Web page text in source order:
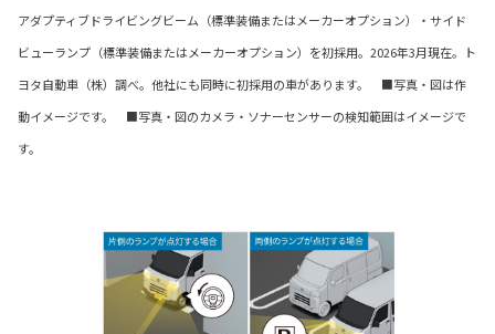
アダプティブドライビングビーム（標準装備またはメーカーオプション）・サイド
ビューランプ（標準装備またはメーカーオプション）を初採用。2026年3月現在。ト
ヨタ自動車（株）調べ。他社にも同時に初採用の車があります。 ■写真・図は作
動イメージです。 ■写真・図のカメラ・ソナーセンサーの検知範囲はイメージで
す。